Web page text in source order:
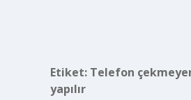
Etiket: Telefon
yapılır